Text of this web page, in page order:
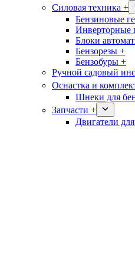
Силовая техника +
Бензиновые
Инверторные
Блоки
Бензорезы +
Бензобуры +
Ручной садовый
Оснастка и
Шнеки для
Запчасти +
Двигатели